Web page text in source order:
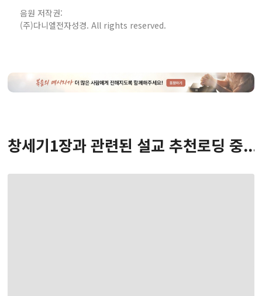
음원 저작권:
(주)다니엘전자성경. All rights reserved.
창세기1장과 관련된 설교 추천로딩 중...